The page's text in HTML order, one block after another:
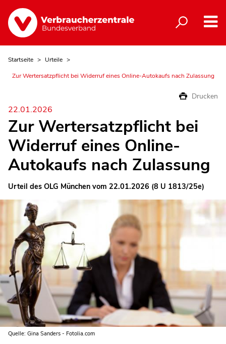
Startseite
Urteile
Zur Wertersatzpflicht bei Widerruf eines Online-Autokaufs nach Zulassung
Drucken
22.01.2026
Zur Wertersatzpflicht bei
Widerruf eines Online-
Autokaufs nach Zulassung
Urteil des OLG München vom 22.01.2026 (8 U 1813/25e)
Quelle: Gina Sanders - Fotolia.com